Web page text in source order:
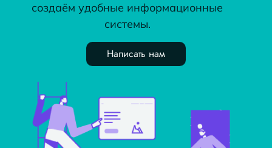
создаём удобные информационные
системы.
Написать нам